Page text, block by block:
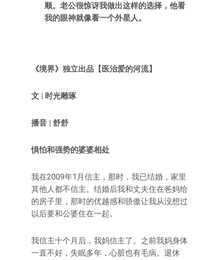
顺。老公很惊讶我做出这样的选择，他看
我的眼神就像看一个外星人。
《境界》独立出品【医治爱的河流】
文 | 时光雕琢
播音 | 舒舒
惧怕和强势的婆婆相处
我在2009年1月信主，那时，我已结婚，家里
其他人都不信主。结婚后我和丈夫住在爸妈给
的房子里，那时的优越感和骄傲让我从没想过
以后要和公婆住在一起。
我信主十个月后，我妈信主了。之前我妈身体
一直不好，失眠多年，心脏也有毛病。退休